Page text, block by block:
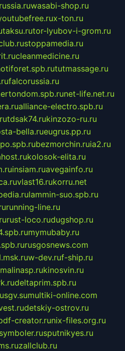
wasabi-shop.ru
x-ton.ru
taksu.rutor-lyubov-i-grom.ru
stoppamedia.ru
cleanmedicine.ru
tutmassage.ru
falcorussia.ru
net-life.net.ru
alliance-electro.spb.ru
tdsak74.rukinzozo-ru.ru
bella.rueugrus.pp.ru
bezmorchin.ruia2.ru
kolosok-elita.ru
insiam.ruavegainfo.ru
vlast16.rukorru.net
lammin-suo.spb.ru
running-line.ru
rust-loco.rudugshop.ru
mymubaby.ru
rusgosnews.com
w-dev.ruf-ship.ru
malinasp.rukinosvin.ru
deltaprim.spb.ru
sgv.sumultiki-online.com
detskiy-ostrov.ru
creator.runix-files.org.ru
sputnikyes.ru
zallclub.ru